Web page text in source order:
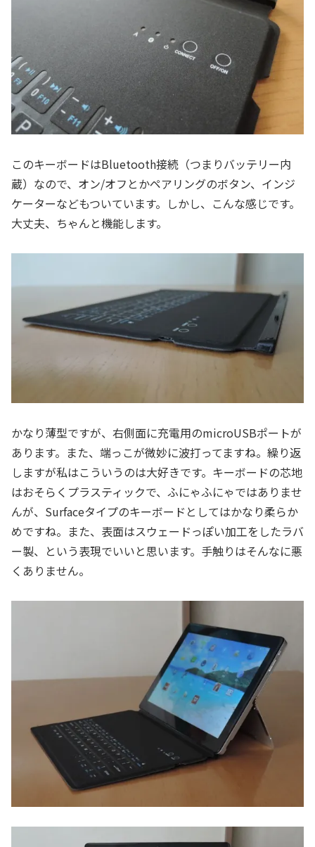
このキーボードはBluetooth接続（つまりバッテリー内
蔵）なので、オン/オフとかペアリングのボタン、インジ
ケーターなどもついています。しかし、こんな感じです。
大丈夫、ちゃんと機能します。
かなり薄型ですが、右側面に充電用のmicroUSBポートが
あります。また、端っこが微妙に波打ってますね。繰り返
しますが私はこういうのは大好きです。キーボードの芯地
はおそらくプラスティックで、ふにゃふにゃではありませ
んが、Surfaceタイプのキーボードとしてはかなり柔らか
めですね。また、表面はスウェードっぽい加工をしたラバ
ー製、という表現でいいと思います。手触りはそんなに悪
くありません。